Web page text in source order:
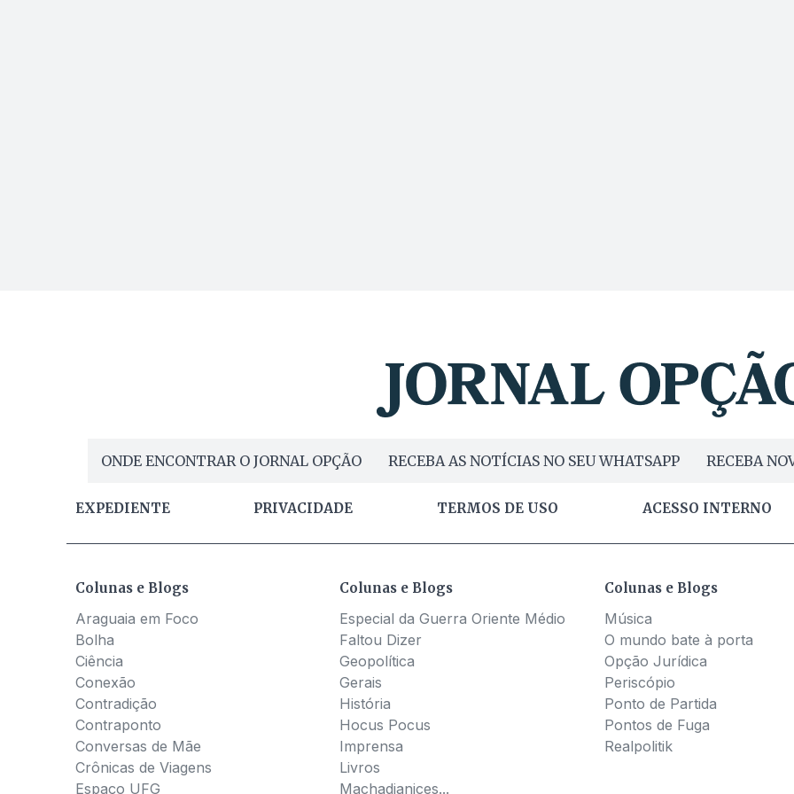
ONDE ENCONTRAR O JORNAL OPÇÃO RECEBA AS NOTÍCIAS NO SEU WHATSAPP RECEBA
EXPEDIENTE PRIVACIDADE TERMOS DE USO ACESSO INTERNO
Colunas e Blogs
Araguaia em Foco
Bolha
Ciência
Conexão
Contradição
Contraponto
Conversas de Mãe
Crônicas de Viagens
Espaço UFG
Colunas e Blogs
Especial da Guerra Oriente Médio
Faltou Dizer
Geopolítica
Gerais
História
Hocus Pocus
Imprensa
Livros
Machadianices...
Colunas e Blogs
Música
O mundo bate à porta
Opção Jurídica
Periscópio
Ponto de Partida
Pontos de Fuga
Realpolitik